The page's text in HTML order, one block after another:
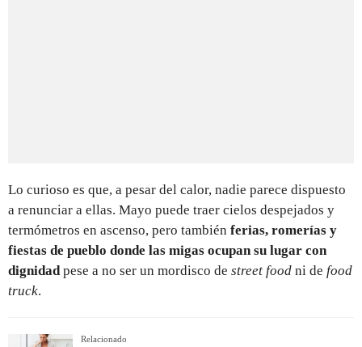
Lo curioso es que, a pesar del calor, nadie parece dispuesto
a renunciar a ellas. Mayo puede traer cielos despejados y
termómetros en ascenso, pero también ferias, romerías y
fiestas de pueblo donde las migas ocupan su lugar con
dignidadpese a no ser un mordisco de street food ni de food
truck.
Relacionado